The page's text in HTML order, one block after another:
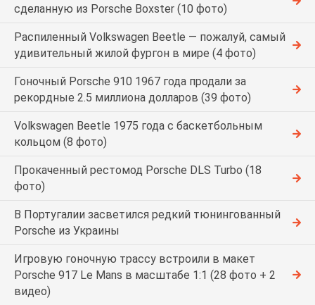
сделанную из Porsche Boxster (10 фото)
Распиленный Volkswagen Beetle — пожалуй, самый
удивительный жилой фургон в мире (4 фото)
Гоночный Porsche 910 1967 года продали за
рекордные 2.5 миллиона долларов (39 фото)
Volkswagen Beetle 1975 года с баскетбольным
кольцом (8 фото)
Прокаченный рестомод Porsche DLS Turbo (18
фото)
В Португалии засветился редкий тюнингованный
Porsche из Украины
Игровую гоночную трассу встроили в макет
Porsche 917 Le Mans в масштабе 1:1 (28 фото + 2
видео)